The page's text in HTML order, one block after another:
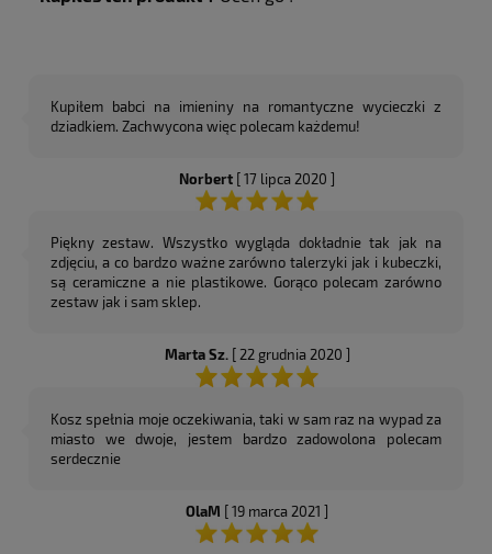
Kupiłem babci na imieniny na romantyczne wycieczki z
dziadkiem. Zachwycona więc polecam każdemu!
Norbert [ 17 lipca 2020 ]
Piękny zestaw. Wszystko wygląda dokładnie tak jak na
zdjęciu, a co bardzo ważne zarówno talerzyki jak i kubeczki,
są ceramiczne a nie plastikowe. Gorąco polecam zarówno
zestaw jak i sam sklep.
Marta Sz. [ 22 grudnia 2020 ]
Kosz spełnia moje oczekiwania, taki w sam raz na wypad za
miasto we dwoje, jestem bardzo zadowolona polecam
serdecznie
OlaM [ 19 marca 2021 ]